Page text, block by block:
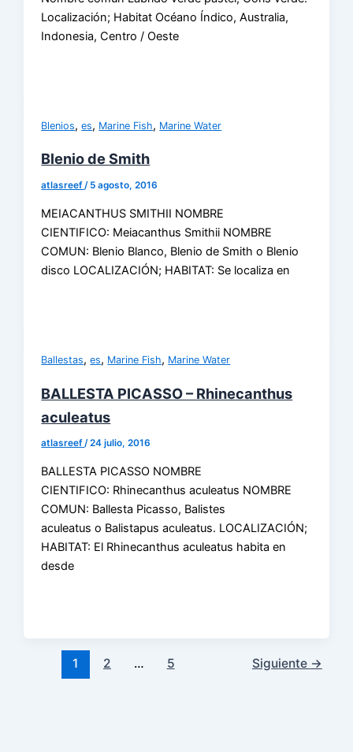
Localización; Habitat Océano Índico, Australia,
Indonesia, Centro / Oeste
Blenios,es, Marine Fish, Marine Water
Blenio de Smith
atlasreef/ 5 agosto, 2016
MEIACANTHUS SMITHII NOMBRE
CIENTIFICO: Meiacanthus Smithii NOMBRE
COMUN: Blenio Blanco, Blenio de Smith o Blenio
disco LOCALIZACIÓN; HABITAT: Se localiza en
Ballestas,es, Marine Fish, Marine Water
BALLESTA PICASSO – Rhinecanthus
aculeatus
atlasreef/24 julio, 2016
BALLESTA PICASSO NOMBRE
CIENTIFICO: Rhinecanthus aculeatus NOMBRE
COMUN: Ballesta Picasso, Balistes
aculeatus o Balistapus aculeatus. LOCALIZACIÓN;
HABITAT: El Rhinecanthus aculeatus habita en
desde
1 2 … 5 Siguiente →